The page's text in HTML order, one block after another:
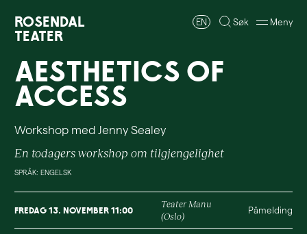
Rosendal
Teater
EN Søk Meny
Aesthetics of
access
Workshop med Jenny Sealey
En todagers workshop om tilgjengelighet
SPRÅK: ENGELSK
fredag 13. november 11:00
Teater Manu
(Oslo)
Påmelding